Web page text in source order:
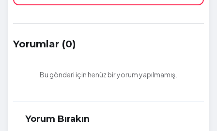
Yorumlar (0)
Bu gönderi için henüz bir yorum yapılmamış.
Yorum Bırakın